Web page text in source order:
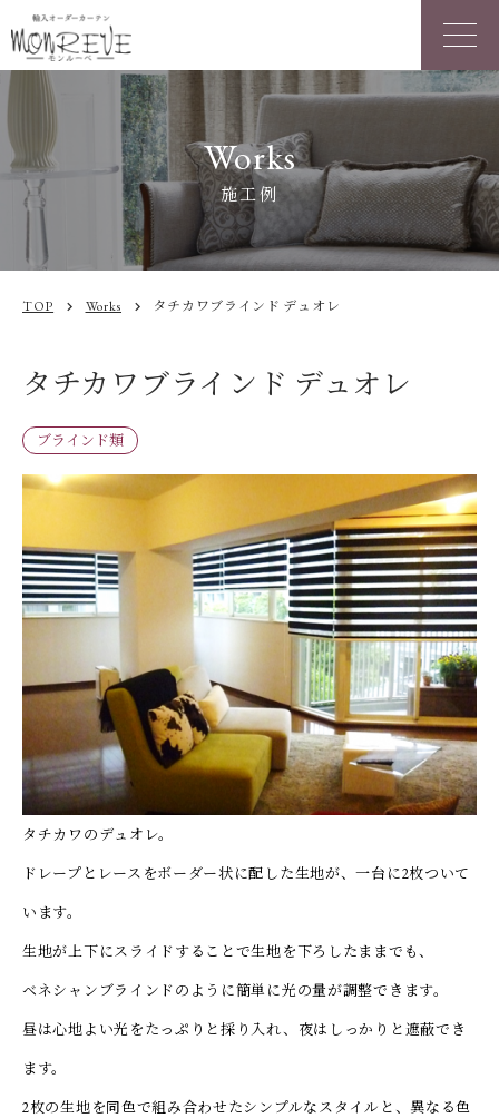
Works
施工例
TOP chevron_right Works chevron_right タチカワブラインド デュオレ
タチカワブラインド デュオレ
ブラインド類
タチカワのデュオレ。
ドレープとレースをボーダー状に配した生地が、一台に2枚ついて
います。
生地が上下にスライドすることで生地を下ろしたままでも、
ベネシャンブラインドのように簡単に光の量が調整できます。
昼は心地よい光をたっぷりと採り入れ、夜はしっかりと遮蔽でき
ます。
2枚の生地を同色で組み合わせたシンプルなスタイルと、異なる色